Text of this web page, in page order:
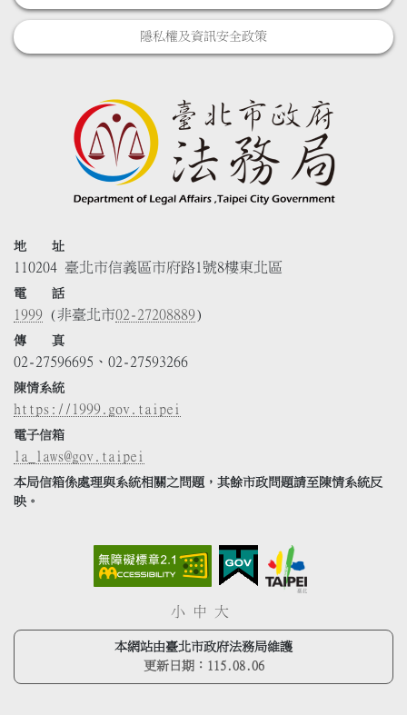
隱私權及資訊安全政策
地 址
110204 臺北市信義區市府路1號8樓東北區
電 話
1999 (非臺北市02-27208889)
傳 真
02-27596695、02-27593266
陳情系統
https://1999.gov.taipei
電子信箱
la_laws@gov.taipei
本局信箱係處理與系統相關之問題，其餘市政問題請至陳情系統反
映。
小 中 大
本網站由臺北市政府法務局維護
更新日期： 115.08.06